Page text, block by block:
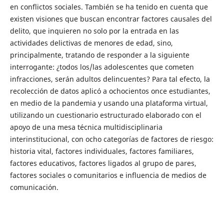
en conflictos sociales. También se ha tenido en cuenta que
existen visiones que buscan encontrar factores causales del
delito, que inquieren no solo por la entrada en las
actividades delictivas de menores de edad, sino,
principalmente, tratando de responder a la siguiente
interrogante: ¿todos los/las adolescentes que cometen
infracciones, serán adultos delincuentes? Para tal efecto, la
recolección de datos aplicó a ochocientos once estudiantes,
en medio de la pandemia y usando una plataforma virtual,
utilizando un cuestionario estructurado elaborado con el
apoyo de una mesa técnica multidisciplinaria
interinstitucional, con ocho categorías de factores de riesgo:
historia vital, factores individuales, factores familiares,
factores educativos, factores ligados al grupo de pares,
factores sociales o comunitarios e influencia de medios de
comunicación.